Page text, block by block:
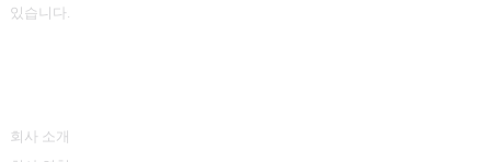
있습니다.
회사 소개